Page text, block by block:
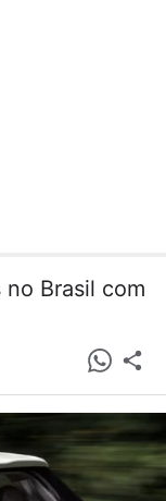
Brasil com